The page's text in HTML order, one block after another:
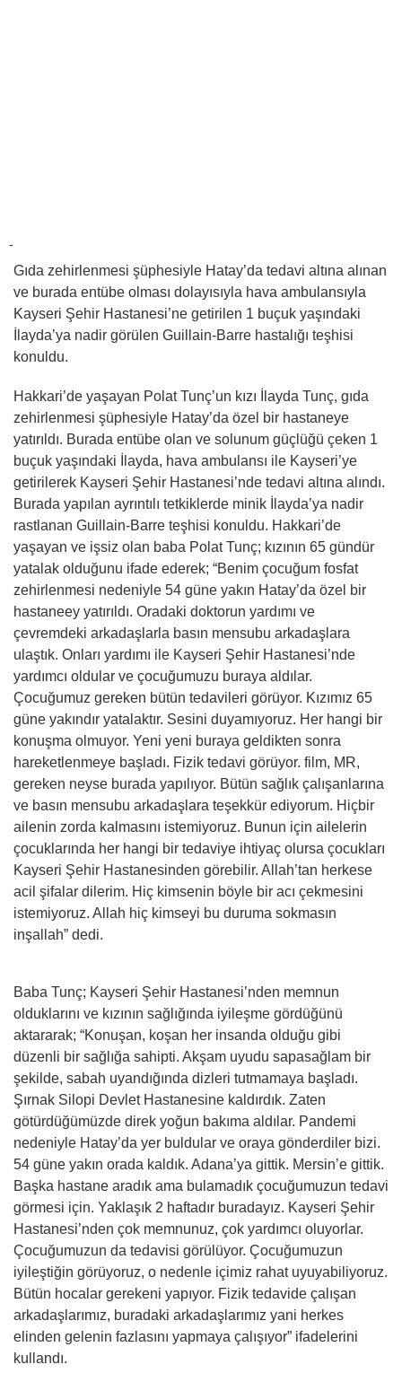
-
Gıda zehirlenmesi şüphesiyle Hatay’da tedavi altına alınan
ve burada entübe olması dolayısıyla hava ambulansıyla
Kayseri Şehir Hastanesi’ne getirilen 1 buçuk yaşındaki
İlayda’ya nadir görülen Guillain-Barre hastalığı teşhisi
konuldu.
Hakkari’de yaşayan Polat Tunç’un kızı İlayda Tunç, gıda
zehirlenmesi şüphesiyle Hatay’da özel bir hastaneye
yatırıldı. Burada entübe olan ve solunum güçlüğü çeken 1
buçuk yaşındaki İlayda, hava ambulansı ile Kayseri’ye
getirilerek Kayseri Şehir Hastanesi’nde tedavi altına alındı.
Burada yapılan ayrıntılı tetkiklerde minik İlayda’ya nadir
rastlanan Guillain-Barre teşhisi konuldu. Hakkari’de
yaşayan ve işsiz olan baba Polat Tunç; kızının 65 gündür
yatalak olduğunu ifade ederek; “Benim çocuğum fosfat
zehirlenmesi nedeniyle 54 güne yakın Hatay’da özel bir
hastaneey yatırıldı. Oradaki doktorun yardımı ve
çevremdeki arkadaşlarla basın mensubu arkadaşlara
ulaştık. Onları yardımı ile Kayseri Şehir Hastanesi’nde
yardımcı oldular ve çocuğumuzu buraya aldılar.
Çocuğumuz gereken bütün tedavileri görüyor. Kızımız 65
güne yakındır yatalaktır. Sesini duyamıyoruz. Her hangi bir
konuşma olmuyor. Yeni yeni buraya geldikten sonra
hareketlenmeye başladı. Fizik tedavi görüyor. film, MR,
gereken neyse burada yapılıyor. Bütün sağlık çalışanlarına
ve basın mensubu arkadaşlara teşekkür ediyorum. Hiçbir
ailenin zorda kalmasını istemiyoruz. Bunun için ailelerin
çocuklarında her hangi bir tedaviye ihtiyaç olursa çocukları
Kayseri Şehir Hastanesinden görebilir. Allah’tan herkese
acil şifalar dilerim. Hiç kimsenin böyle bir acı çekmesini
istemiyoruz. Allah hiç kimseyi bu duruma sokmasın
inşallah” dedi.
Baba Tunç; Kayseri Şehir Hastanesi’nden memnun
olduklarını ve kızının sağlığında iyileşme gördüğünü
aktararak; “Konuşan, koşan her insanda olduğu gibi
düzenli bir sağlığa sahipti. Akşam uyudu sapasağlam bir
şekilde, sabah uyandığında dizleri tutmamaya başladı.
Şırnak Silopi Devlet Hastanesine kaldırdık. Zaten
götürdüğümüzde direk yoğun bakıma aldılar. Pandemi
nedeniyle Hatay’da yer buldular ve oraya gönderdiler bizi.
54 güne yakın orada kaldık. Adana’ya gittik. Mersin’e gittik.
Başka hastane aradık ama bulamadık çocuğumuzun tedavi
görmesi için. Yaklaşık 2 haftadır buradayız. Kayseri Şehir
Hastanesi’nden çok memnunuz, çok yardımcı oluyorlar.
Çocuğumuzun da tedavisi görülüyor. Çocuğumuzun
iyileştiğin görüyoruz, o nedenle içimiz rahat uyuyabiliyoruz.
Bütün hocalar gerekeni yapıyor. Fizik tedavide çalışan
arkadaşlarımız, buradaki arkadaşlarımız yani herkes
elinden gelenin fazlasını yapmaya çalışıyor” ifadelerini
kullandı.